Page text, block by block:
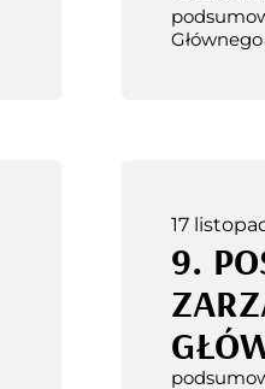
Głównego
17
9.